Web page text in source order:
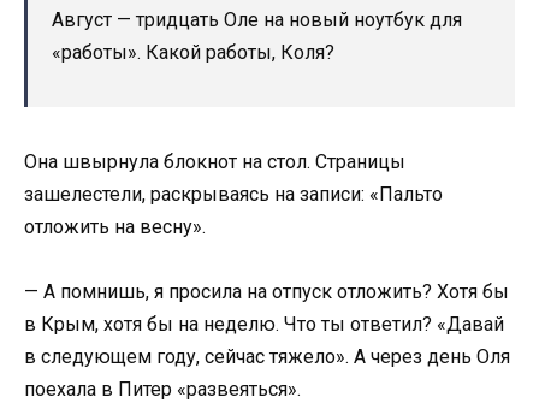
Август — тридцать Оле на новый ноутбук для
«работы». Какой работы, Коля?
Она швырнула блокнот на стол. Страницы
зашелестели, раскрываясь на записи: «Пальто
отложить на весну».
— А помнишь, я просила на отпуск отложить? Хотя бы
в Крым, хотя бы на неделю. Что ты ответил? «Давай
в следующем году, сейчас тяжело». А через день Оля
поехала в Питер «развеяться».